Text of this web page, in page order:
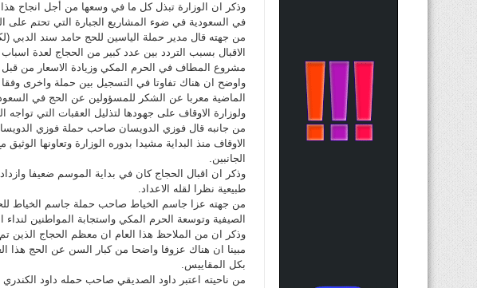
وذكر ان الوزارة تبذل كل ما في وسعها من أجل انجاح
في السعودية في ضوء المشاريع الجبارة التي تحتم على
من جهته قال مدير حملة الياسين للحج حامد سند الدبي
الاقبال بسبب التردد بين عدد كبير من الحجاج لعدة
مشروع المطاف في الحرم المكي وزيادة الاسعار من قبل
واوضح ان هناك تفاوتا في التسجيل بين حملة واخرى وفقا
الماضية معربا عن الشكر للمسؤولين عن الحج في
ولوزارة الاوقاف على جهودها لتذليل العقبات التي تواجه
من جانبه قال فوزي الدويسان صاحب حملة فوزي
الاوقاف منذ البداية مشيدا بدوره الوزارة وتعاونها
الجانبين.
وذكر ان اقبال الحجاج كان في بداية الموسم ضعيفا وازداد
طبيعية نظرا لقله الاعداد.
من جهته عزا جاسم الخياط صاحب حملة جاسم الخياط
الصيفية وتوسعة الحرم المكي واستجابة المواطنين
وذكر ان من الملاحظ هذا العام ان معظم الحجاج
مبينا ان هناك عزوفا واضحا من كبار السن عن الحج هذا
بكل المقاييس.
من ناحيته اعتبر داود الصديقي صاحب حمله داود